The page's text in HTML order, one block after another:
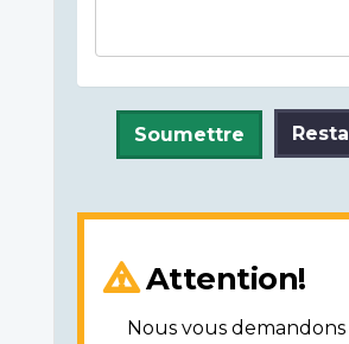
Soumettre
Attention!
Nous vous